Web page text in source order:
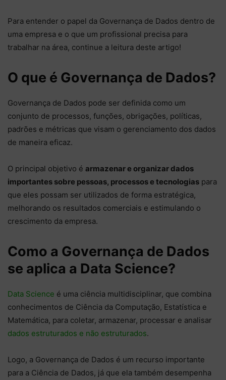
Para entender o papel da Governança de Dados dentro de
uma empresa e o que um profissional precisa para
trabalhar na área, continue a leitura deste artigo!
O que é Governança de Dados?
Governança de Dados pode ser definida como um
conjunto de processos, funções, obrigações, políticas,
padrões e métricas que visam o gerenciamento dos dados
de maneira eficaz.
O principal objetivo é armazenar e organizar dados
importantes sobre pessoas, processos e tecnologias para
que eles possam ser utilizados de forma estratégica,
melhorando os resultados comerciais e estimulando o
crescimento da empresa.
Como a Governança de Dados
se aplica a Data Science?
Data Science é uma ciência multidisciplinar, que combina
conhecimentos de Ciência da Computação, Estatística e
Matemática, para coletar, armazenar, processar e analisar
dados estruturados e não estruturados.
Logo, a Governança de Dados é um recurso importante
para a Ciência de Dados, já que ela também desempenha